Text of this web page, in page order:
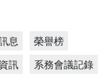
息
榮譽榜
訊
系務會議記錄